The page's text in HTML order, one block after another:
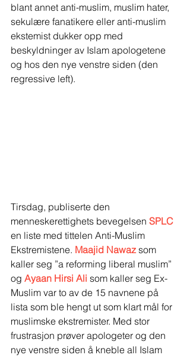
blant annet anti-muslim, muslim hater,
sekulære fanatikere eller anti-muslim
ekstemist dukker opp med
beskyldninger av Islam apologetene
og hos den nye venstre siden (den
regressive left).
Tirsdag, publiserte den
menneskerettighets bevegelsen SPLC
en liste med tittelen Anti-Muslim
Ekstremistene. Maajid Nawaz som
kaller seg ”a reforming liberal muslim”
og Ayaan Hirsi Ali som kaller seg Ex-
Muslim var to av de 15 navnene på
lista som ble hengt ut som klart mål for
muslimske ekstremister. Med stor
frustrasjon prøver apologeter og den
nye venstre siden å kneble all Islam